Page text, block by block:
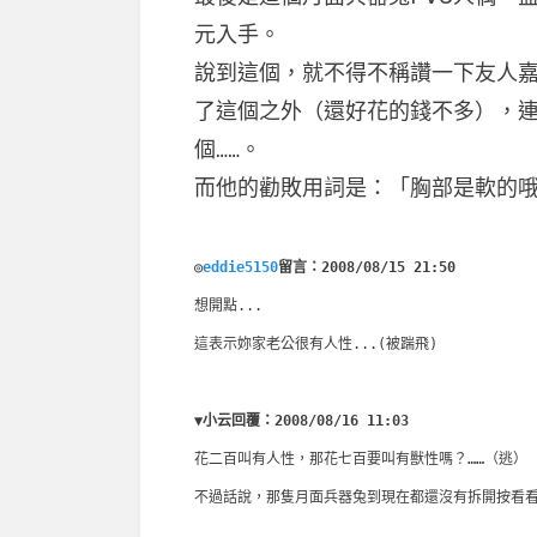
元入手。
說到這個，就不得不稱讚一下友人
了這個之外（還好花的錢不多），
個……。
而他的勸敗用詞是：「胸部是軟的
◎eddie5150留言：2008/08/15 21:50
想開點...
這表示妳家老公很有人性...(被踹飛)
▼小云回覆：2008/08/16 11:03
花二百叫有人性，那花七百要叫有獸性嗎？……（逃）
不過話說，那隻月面兵器兔到現在都還沒有拆開按看